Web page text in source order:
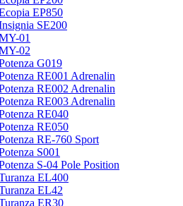
EP850
SE200
01
02
G019
RE001 Adrenalin
RE002 Adrenalin
RE003 Adrenalin
RE040
RE050
RE-760 Sport
S001
S-04 Pole Position
EL400
EL42
ER30